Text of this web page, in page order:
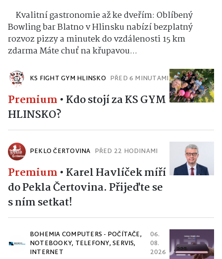
Kvalitní gastronomie až ke dveřím: Oblíbený
Bowling bar Blatno v Hlinsku nabízí bezplatný
rozvoz pizzy a minutek do vzdálenosti 15 km
zdarma Máte chuť na křupavou...
KS FIGHT GYM HLINSKO PŘED 6 MINUTAMI
Premium • Kdo stojí za KS GYM
HLINSKO?
PEKLO ČERTOVINA PŘED 22 HODINAMI
Premium • Karel Havlíček míří
do Pekla Čertovina. Přijeďte se
s ním setkat!
BOHEMIA COMPUTERS - POČÍTAČE,
NOTEBOOKY, TELEFONY, SERVIS,
INTERNET
06.
08.
2026